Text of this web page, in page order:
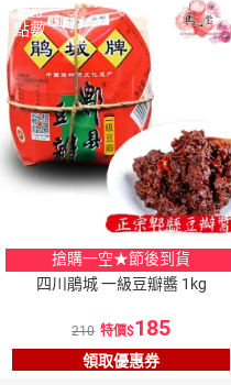
5％
點數
搶購一空★節後到貨
四川鵑城 一級豆瓣醬 1kg
210 特價 185
領取優惠券